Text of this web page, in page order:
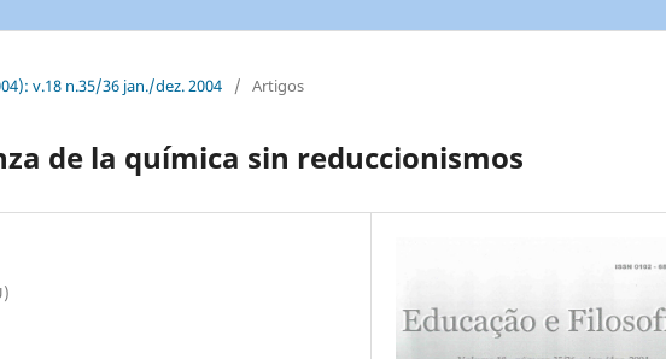
v.18 n.35/36 jan./dez. 2004 / Artigos
de la química sin reduccionismos